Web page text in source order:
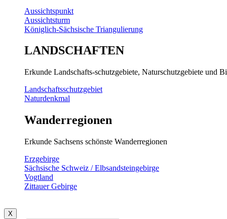
Aussichtspunkt
Aussichtsturm
Königlich-Sächsische Triangulierung
LANDSCHAFTEN
Erkunde Landschafts-schutzgebiete, Naturschutzgebiete und
Landschaftsschutzgebiet
Naturdenkmal
Wanderregionen
Erkunde Sachsens schönste Wanderregionen
Erzgebirge
Sächsische Schweiz / Elbsandsteingebirge
Vogtland
Zittauer Gebirge
X